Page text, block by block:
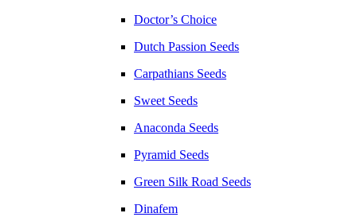
Doctor’s Choice
Dutch Passion Seeds
Carpathians Seeds
Sweet Seeds
Anaconda Seeds
Pyramid Seeds
Green Silk Road Seeds
Dinafem